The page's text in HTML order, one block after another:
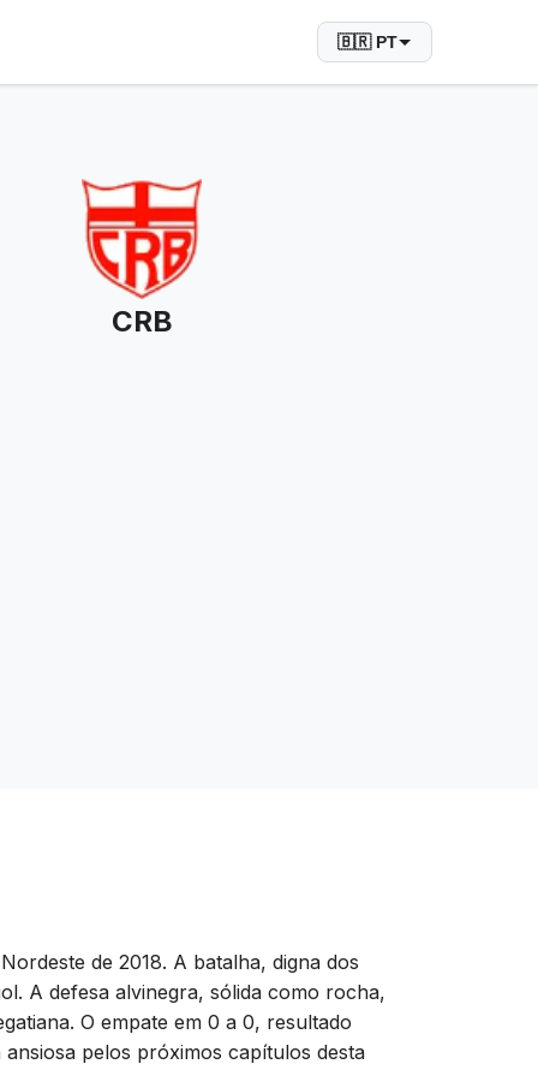
🇧🇷 PT
CRB
de 2018. A batalha, digna dos
A defesa alvinegra, sólida como rocha,
O empate em 0 a 0, resultado
pelos próximos capítulos desta